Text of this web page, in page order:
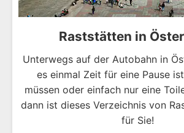
Raststätten in
Unterwegs auf der Autobahn in
es einmal Zeit für eine Pause
müssen oder einfach nur eine
dann ist dieses Verzeichnis von
für Sie!